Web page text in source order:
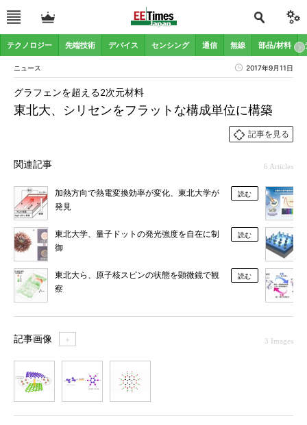
テクノロジー 先端技術 デバイス センシング 通信 無線 部品/材料
ニュース 2017年9月11日
東北大、シリセンをフラットな構成単位に構築
グラフェンを超える2次元材料
記事を見る
関連記事 6 Articles
加熱方向で熱電変換効率が変化、東北大学が
発見
読む
東北大学、量子ドットの発光強度を自在に制
御
読む
東北大ら、原子核スピンの状態を顕微鏡で観
察
読む
記事画像 ＋ 3 Images